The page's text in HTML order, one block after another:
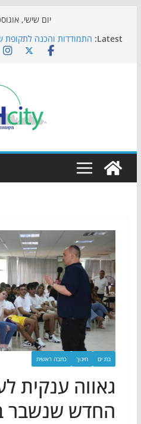
יום שישי, אוגוסט 7,
Latest: התמודדות והכנה לתקופת
אי ההרפתקאות ממשיך
כדורגל באווירה מיוחדת:
הקיץ של בני הנוער
בטוח בשעות הערב
בת ים חינוך כתבה ראשית
גאווה ענקית
החדש שנשבר